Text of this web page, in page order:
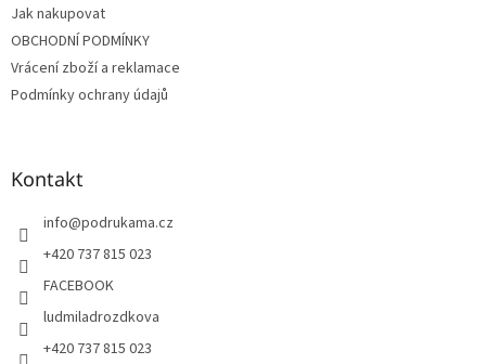
Jak nakupovat
OBCHODNÍ PODMÍNKY
Vrácení zboží a reklamace
Podmínky ochrany údajů
Kontakt
info@podrukama.cz
+420 737 815 023
FACEBOOK
ludmiladrozdkova
+420 737 815 023